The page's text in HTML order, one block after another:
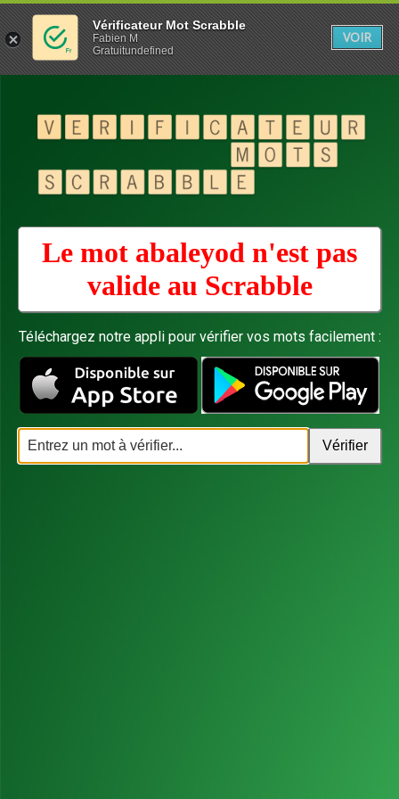
Le mot abaleyod n'est pas
valide au Scrabble
Téléchargez notre appli pour vérifier vos mots facilement :
Vérificateur Mot Scrabble
Fabien M
Gratuitundefined
VOIR